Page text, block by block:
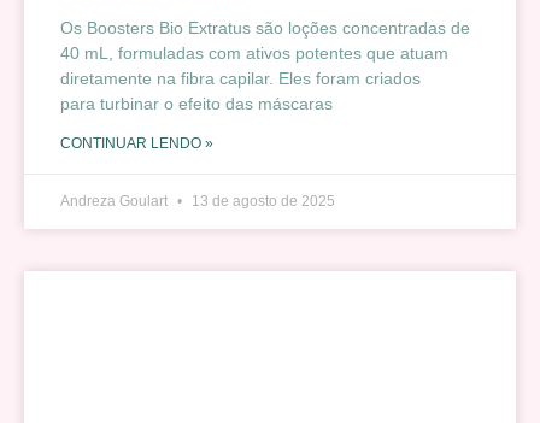
Os Boosters Bio Extratus são loções concentradas de
40 mL, formuladas com ativos potentes que atuam
diretamente na fibra capilar. Eles foram criados
para turbinar o efeito das máscaras
CONTINUAR LENDO »
Andreza Goulart 13 de agosto de 2025